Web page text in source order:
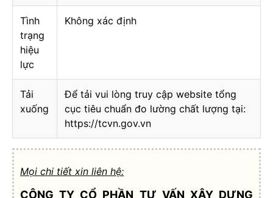
Tình
trạng
hiệu
lực
Không xác định
Tải
xuống
Để tải vui lòng truy cập website tổng
cục tiêu chuẩn đo lường chất lượng tại:
https://tcvn.gov.vn
Mọi chi tiết xin liên hệ:
CÔNG TY CỔ PHẦN TƯ VẤN XÂY DỰNG